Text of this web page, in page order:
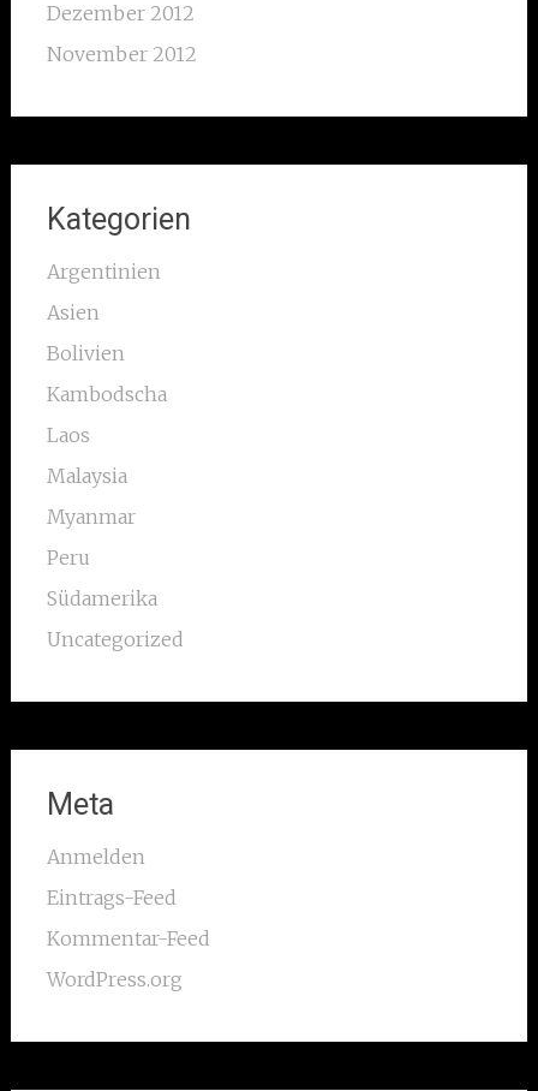
Dezember 2012
November 2012
Kategorien
Argentinien
Asien
Bolivien
Kambodscha
Laos
Malaysia
Myanmar
Peru
Südamerika
Uncategorized
Meta
Anmelden
Eintrags-Feed
Kommentar-Feed
WordPress.org